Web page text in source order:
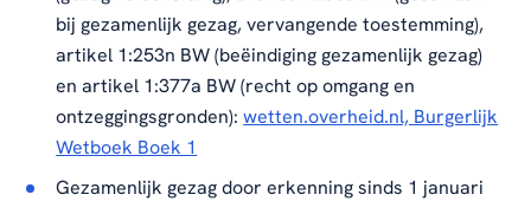
bij gezamenlijk gezag, vervangende toestemming),
artikel 1:253n BW (beëindiging gezamenlijk gezag)
en artikel 1:377a BW (recht op omgang en
ontzeggingsgronden):wetten.overheid.nl, Burgerlijk
Wetboek Boek 1
Gezamenlijk gezag door erkenning sinds 1 januari